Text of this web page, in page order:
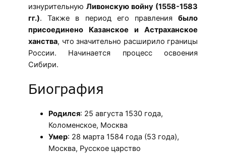
изнурительную Ливонскую войну (1558-1583
гг.). Также в период его правления было
присоединено Казанское и Астраханское
ханства, что значительно расширило границы
России. Начинается процесс освоения
Сибири.
Биография
Родился: 25 августа 1530 года,
Коломенское, Москва
Умер: 28 марта 1584 года (53 года),
Москва, Русское царство